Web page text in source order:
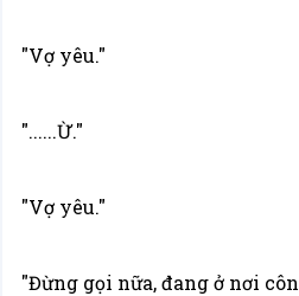
"Vợ yêu."
"......Ừ."
"Vợ yêu."
"Đừng gọi nữa, đang ở nơi